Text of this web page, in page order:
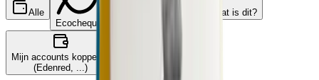
Alle
Ecocheques
Wat is dit?
Mijn accounts koppelen
(Edenred, ...)